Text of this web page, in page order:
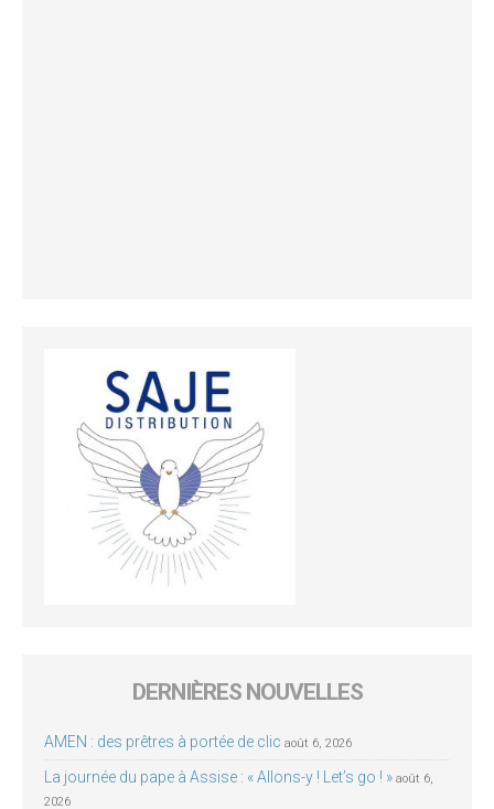
DERNIÈRES NOUVELLES
AMEN : des prêtres à portée de clic août 6, 2026
La journée du pape à Assise : « Allons-y ! Let’s go ! » août 6,
2026